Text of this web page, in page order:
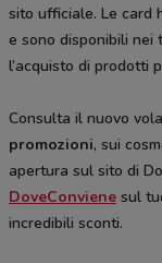
sito ufficiale. Le card
e sono disponibili
l’acquisto di prodotti
Consulta il nuovo
promozioni, sui
apertura sul sito di
DoveConviene sul
incredibili sconti.